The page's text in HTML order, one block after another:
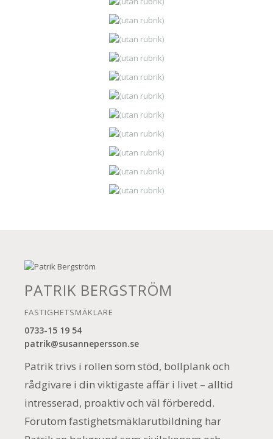
PATRIK BERGSTRÖM
FASTIGHETSMÄKLARE
0733-15 19 54
patrik@susannepersson.se
Patrik trivs i rollen som stöd, bollplank och
rådgivare i din viktigaste affär i livet – alltid
intresserad, proaktiv och väl förberedd.
Förutom fastighetsmäklarutbildning har